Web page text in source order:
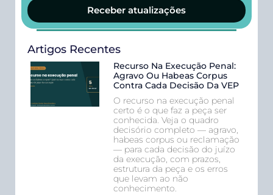
Receber atualizações
Artigos Recentes
Recurso Na Execução Penal:
Agravo Ou Habeas Corpus
Contra Cada Decisão Da VEP
O recurso na execução penal
certo é o que faz a peça ser
conhecida. Veja o quadro
decisório completo — agravo,
habeas corpus ou reclamação
— para cada decisão do juízo
da execução, com prazos,
estrutura da peça e os erros
que levam ao não
conhecimento.